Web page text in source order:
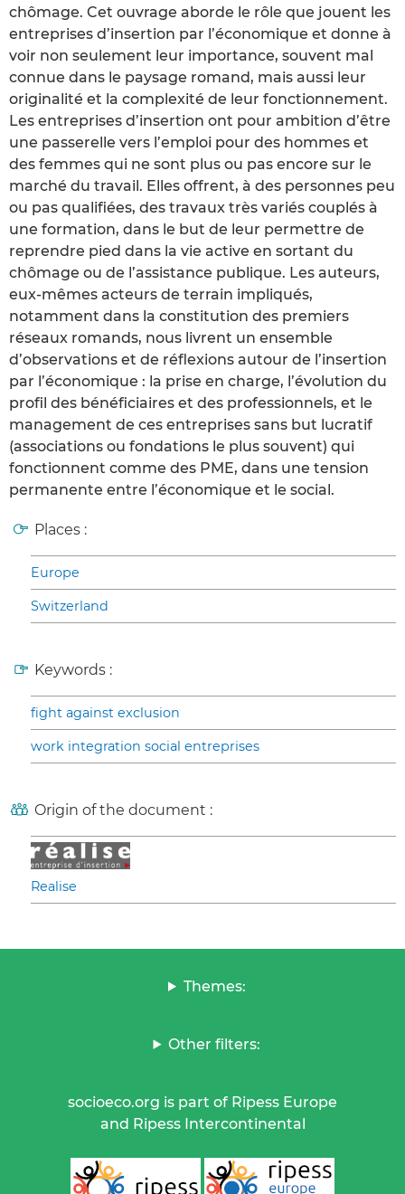
chômage. Cet ouvrage aborde le rôle que jouent les
entreprises d’insertion par l’économique et donne à
voir non seulement leur importance, souvent mal
connue dans le paysage romand, mais aussi leur
originalité et la complexité de leur fonctionnement.
Les entreprises d’insertion ont pour ambition d’être
une passerelle vers l’emploi pour des hommes et
des femmes qui ne sont plus ou pas encore sur le
marché du travail. Elles offrent, à des personnes peu
ou pas qualifiées, des travaux très variés couplés à
une formation, dans le but de leur permettre de
reprendre pied dans la vie active en sortant du
chômage ou de l’assistance publique. Les auteurs,
eux-mêmes acteurs de terrain impliqués,
notamment dans la constitution des premiers
réseaux romands, nous livrent un ensemble
d’observations et de réflexions autour de l’insertion
par l’économique : la prise en charge, l’évolution du
profil des bénéficiaires et des professionnels, et le
management de ces entreprises sans but lucratif
(associations ou fondations le plus souvent) qui
fonctionnent comme des PME, dans une tension
permanente entre l’économique et le social.
Places :
Europe
Switzerland
Keywords :
fight against exclusion
work integration social entreprises
Origin of the document :
Realise
Themes:
Other filters:
socioeco.org is part of Ripess Europe
and Ripess Intercontinental